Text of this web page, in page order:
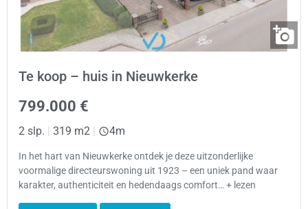
Te koop – huis in Nieuwkerke
799.000 €
2 slp. | 319 m2 | 4m
In het hart van Nieuwkerke ontdek je deze uitzonderlijke
voormalige directeurswoning uit 1923 – een uniek pand waar
karakter, authenticiteit en hedendaags comfort… + lezen